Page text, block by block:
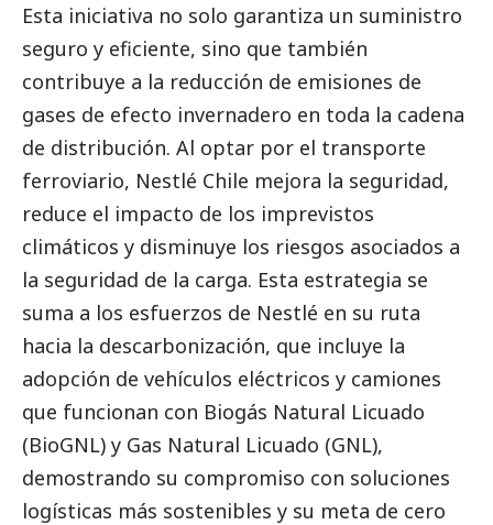
Esta iniciativa no solo garantiza un suministro
seguro y eficiente, sino que también
contribuye a la reducción de emisiones de
gases de efecto invernadero en toda la cadena
de distribución. Al optar por el transporte
ferroviario, Nestlé Chile mejora la seguridad,
reduce el impacto de los imprevistos
climáticos y disminuye los riesgos asociados a
la seguridad de la carga. Esta estrategia se
suma a los esfuerzos de Nestlé en su ruta
hacia la descarbonización, que incluye la
adopción de vehículos eléctricos y camiones
que funcionan con Biogás Natural Licuado
(BioGNL) y Gas Natural Licuado (GNL),
demostrando su compromiso con soluciones
logísticas más sostenibles y su meta de cero